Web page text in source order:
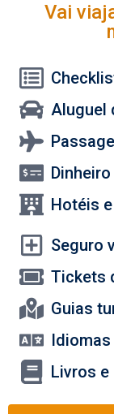
Vai
Aluguel
Hotéis
Seguro
Tickets
Guias
Livros